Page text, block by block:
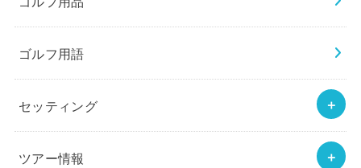
ゴルフ用語
セッティング
ツアー情報